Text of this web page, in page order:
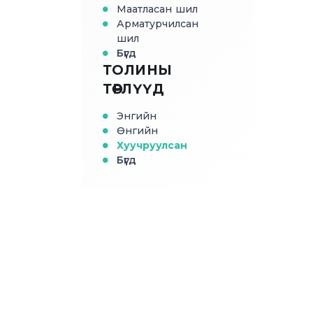
Маатласан шил
Арматурчилсан
шил
Бүгд
ТОЛИНЫ
ТӨРЛҮҮД
Энгийн
Өнгийн
Хуучруулсан
Бүгд